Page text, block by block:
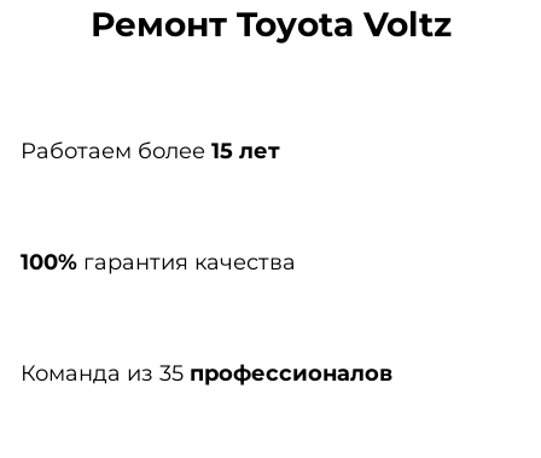
Ремонт Toyota Voltz
Работаем более 15 лет
100%гарантия качества
Команда из 35 профессионалов